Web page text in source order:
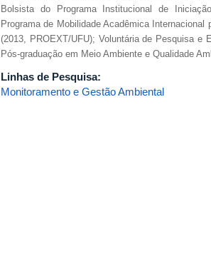
Bolsista do Programa Institucional de
Programa de Mobilidade Acadêmica
(2013, PROEXT/UFU); Voluntária de Pesquisa e
Pós-graduação em Meio Ambiente e Qualidade
Linhas de Pesquisa:
Monitoramento e Gestão Ambiental